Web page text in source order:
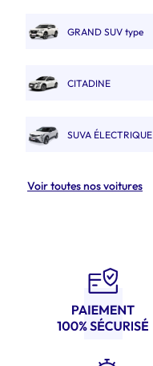
GRAND SUV type
CITADINE
SUVA ÉLECTRIQUE
Voir toutes nos voitures